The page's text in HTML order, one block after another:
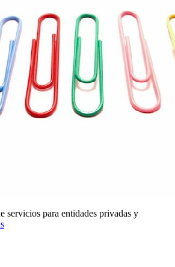
servicios para entidades privadas y